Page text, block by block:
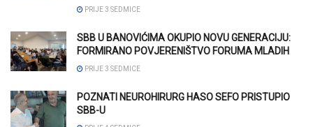
PRIJE 3 SEDMICE
SBB U BANOVIĆIMA OKUPIO NOVU GENERACIJU:
FORMIRANO POVJERENIŠTVO FORUMA MLADIH
PRIJE 3 SEDMICE
POZNATI NEUROHIRURG HASO SEFO PRISTUPIO
SBB-U